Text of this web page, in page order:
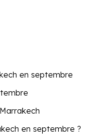
en septembre
en septembre ?